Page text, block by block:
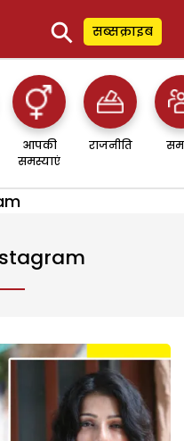
⚲ सब्सक्राइब
आपकी
समस्याएं
राजनीति